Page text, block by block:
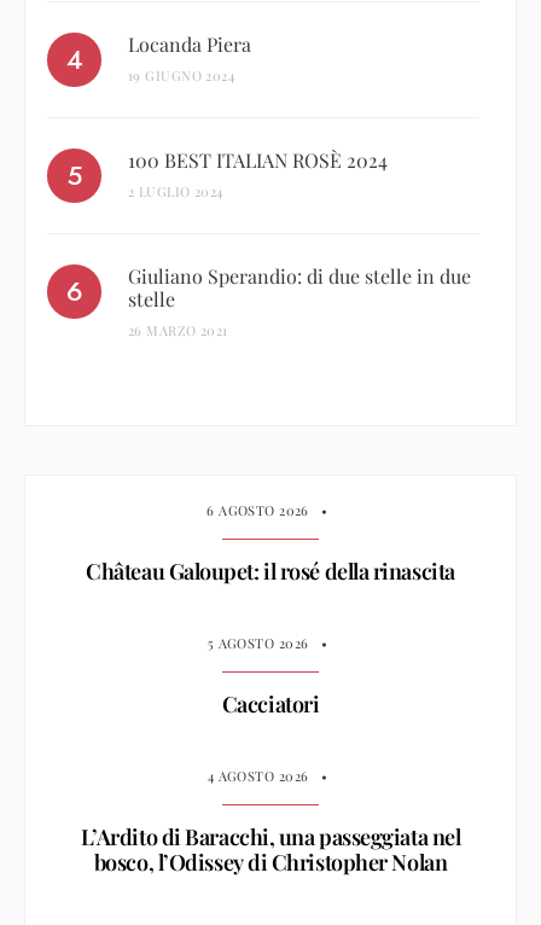
Locanda Piera
19 GIUGNO 2024
100 BEST ITALIAN ROSÈ 2024
2 LUGLIO 2024
Giuliano Sperandio: di due stelle in due
stelle
26 MARZO 2021
6 AGOSTO 2026 •
Château Galoupet: il rosé della rinascita
5 AGOSTO 2026 •
Cacciatori
4 AGOSTO 2026 •
L’Ardito di Baracchi, una passeggiata nel
bosco, l’Odissey di Christopher Nolan